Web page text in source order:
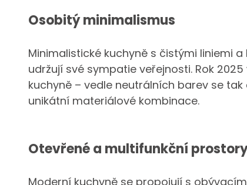
Osobitý minimalismus
Minimalistické kuchyně s čistými liniemi
udržují své sympatie veřejnosti. Rok
kuchyně – vedle neutrálních barev se
unikátní materiálové kombinace.
Otevřené a multifunkční
Moderní kuchyně se propojují s